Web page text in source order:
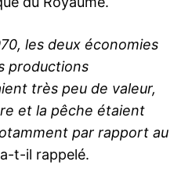
MAINTENANT
les deux économies
productions
très peu de valeur,
et la pêche étaient
par rapport au
t-il rappelé.